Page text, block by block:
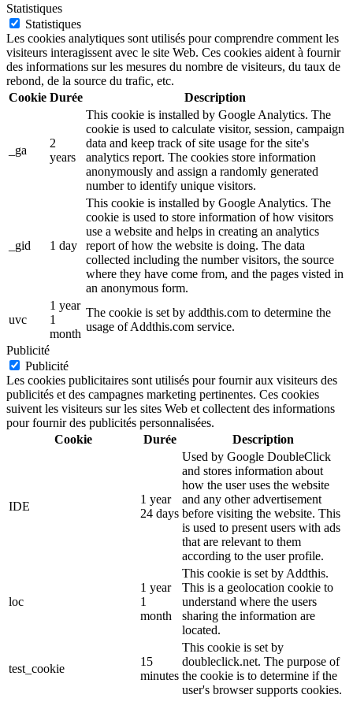
Statistiques
Statistiques
Les cookies analytiques sont utilisés pour comprendre comment les
visiteurs interagissent avec le site Web. Ces cookies aident à fournir
des informations sur les mesures du nombre de visiteurs, du taux de
rebond, de la source du trafic, etc.
Cookie Durée Description
_ga
2
years
This cookie is installed by Google Analytics. The
cookie is used to calculate visitor, session, campaign
data and keep track of site usage for the site's
analytics report. The cookies store information
anonymously and assign a randomly generated
number to identify unique visitors.
_gid 1 day
This cookie is installed by Google Analytics. The
cookie is used to store information of how visitors
use a website and helps in creating an analytics
report of how the website is doing. The data
collected including the number visitors, the source
where they have come from, and the pages visted in
an anonymous form.
uvc
1 year
1
month
The cookie is set by addthis.com to determine the
usage of Addthis.com service.
Publicité
Publicité
Les cookies publicitaires sont utilisés pour fournir aux visiteurs des
publicités et des campagnes marketing pertinentes. Ces cookies
suivent les visiteurs sur les sites Web et collectent des informations
pour fournir des publicités personnalisées.
Cookie
Durée Description
IDE
1 year
24 days
Used by Google DoubleClick
and stores information about
how the user uses the website
and any other advertisement
before visiting the website. This
is used to present users with ads
that are relevant to them
according to the user profile.
loc
1 year
1
month
This cookie is set by Addthis.
This is a geolocation cookie to
understand where the users
sharing the information are
located.
test_cookie
15
minutes
This cookie is set by
doubleclick.net. The purpose of
the cookie is to determine if the
user's browser supports cookies.